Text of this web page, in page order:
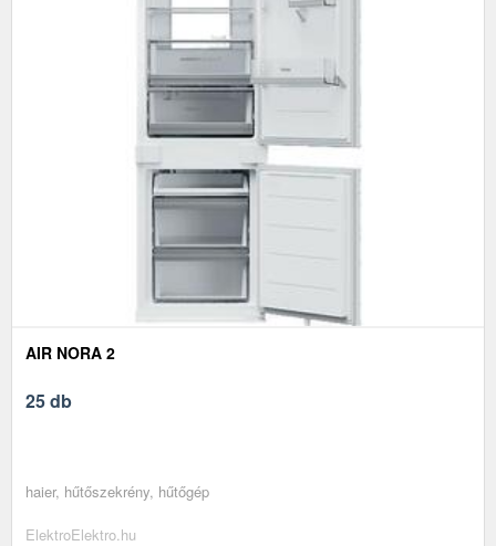
AIR NORA 2
25 db
haier, hűtőszekrény, hűtőgép
ElektroElektro.hu